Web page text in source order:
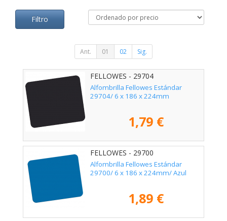
Filtro
Ant. 01 02 Sig.
FELLOWES - 29704
Alfombrilla Fellowes Estándar
29704/ 6 x 186 x 224mm
1,79 €
FELLOWES - 29700
Alfombrilla Fellowes Estándar
29700/ 6 x 186 x 224mm/ Azul
1,89 €